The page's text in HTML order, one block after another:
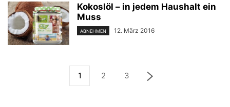
Kokoslöl – in jedem Haushalt ein
Muss
ABNEHMEN 12. März 2016
1 2 3